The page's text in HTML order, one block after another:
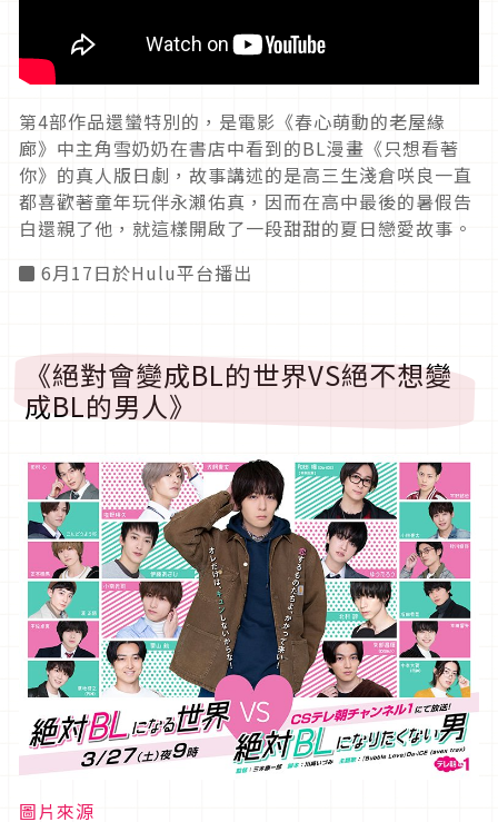
第4部作品還蠻特別的，是電影《春心萌動的老屋緣
廊》中主角雪奶奶在書店中看到的BL漫畫《只想看著
你》的真人版日劇，故事講述的是高三生淺倉咲良一直
都喜歡著童年玩伴永瀨佑真，因而在高中最後的暑假告
白還親了他，就這樣開啟了一段甜甜的夏日戀愛故事。
◼ 6月17日於Hulu平台播出
《絕對會變成BL的世界VS絕不想變
成BL的男人》
圖片來源